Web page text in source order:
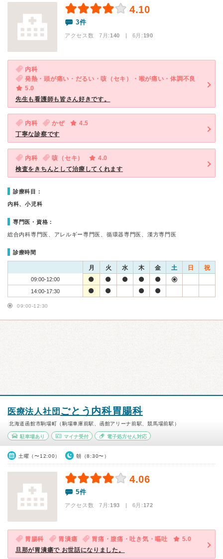
4.10
3件
アクセス数 7月:140 | 6月:190
内科
発熱・頭が痛い・だるい・咳（セキ）・喉が痛い・体調不良
5.0
先生も看護師も皆さん好きです。
内科 かぜ
4.5
丁寧な診察です
内科 咳（セキ）
4.0
検査をきちんとして治療してくれます
診療科目：
内科、小児科
専門医・資格：
総合内科専門医、アレルギー専門医、循環器専門医、漢方専門医
診療時間
月 火 水 木 金 土 日 祝
09:00-12:00
14:00-17:30
09:00-12:30
医療法人社団 ごとう内科胃腸科
北海道函館市駒場町（駒場車庫前駅、函館アリーナ前駅、競馬場前駅）
駐車場あり マイナ受付 電子処方せん対応
土曜（〜12:00） 朝（8:30〜）
4.06
5件
アクセス数 7月:193 | 6月:172
胃腸科 胃潰瘍 胃痛・腹痛・吐き気・嘔吐
5.0
旦那が胃潰瘍で お世話になりました。